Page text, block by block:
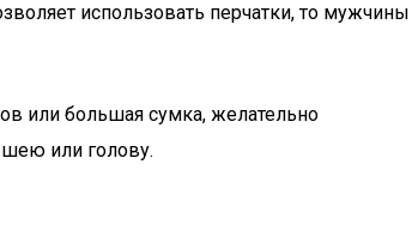
использовать перчатки, то мужчины
или большая сумка, желательно
или голову.